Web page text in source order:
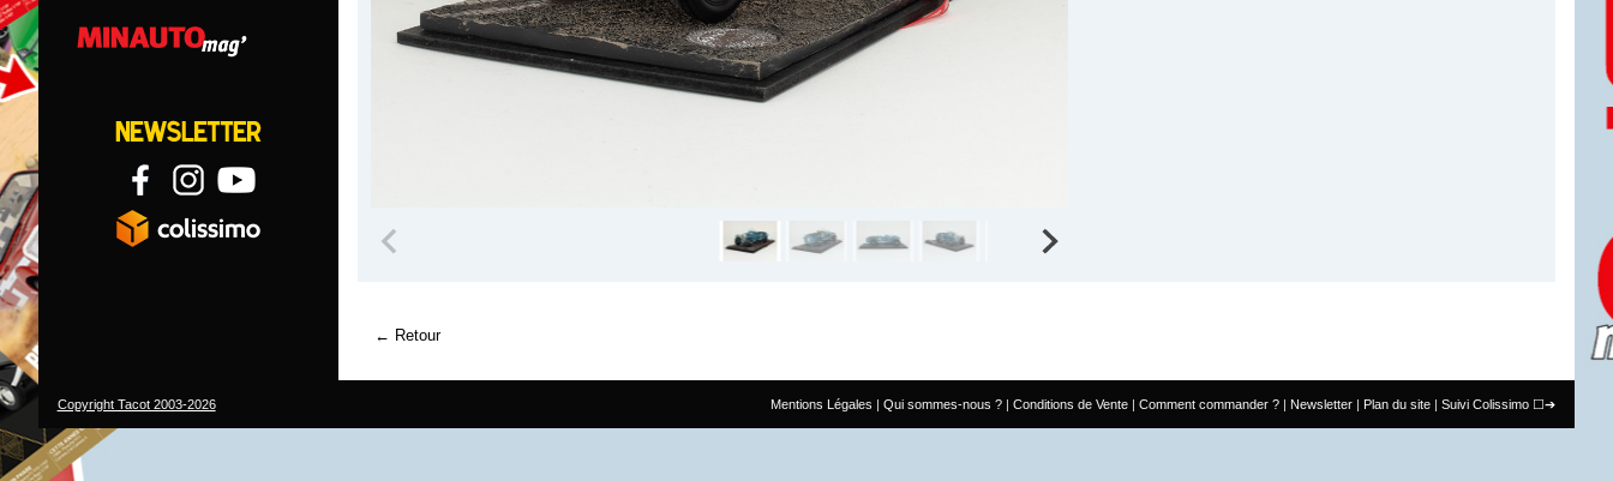
Retour
Mentions Légales Qui sommes-nous ? Conditions de Vente Comment commander ? Newsletter Plan du site Suivi Colissimo
Copyright Tacot 2003-2026